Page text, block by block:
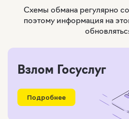
Схемы обмана регулярно
поэтому информация на
Взлом Госуслуг
Подробнее